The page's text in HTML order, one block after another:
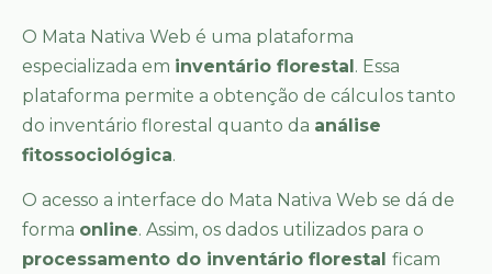
O Mata Nativa Web é uma plataforma
especializada em inventário florestal. Essa
plataforma permite a obtenção de cálculos tanto
do inventário florestal quanto da análise
fitossociológica.
O acesso a interface do Mata Nativa Web se dá de
forma online. Assim, os dados utilizados para o
processamento do inventário florestal ficam